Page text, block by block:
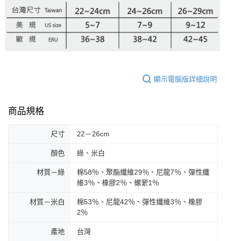
顯示電腦版詳細說明
商品規格
尺寸 22－26cm
顏色 綠、米白
材質－綠
棉58％、聚酯纖維29％、尼龍7％、彈性纖
維3％、橡膠2％、螺縈1％
材質－米白
棉53％、尼龍42％、彈性纖維3％、橡膠
2％
產地 台灣